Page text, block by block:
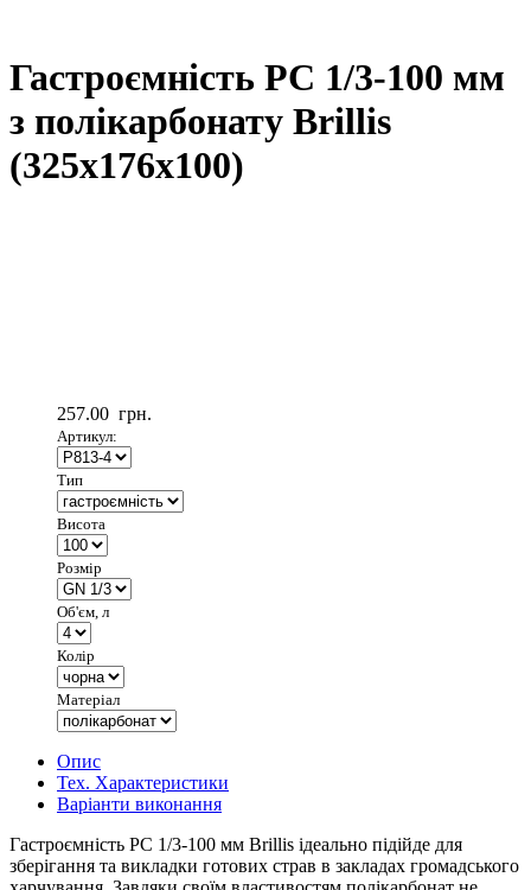
Гастроємність РС 1/3-100 мм
з полікарбонату Brillis
(325х176х100)
257.00 грн.
Артикул:
Тип
Висота
Розмір
Об'єм, л
Колір
Матеріал
Опис
Тех. Характеристики
Варіанти виконання
Гастроємність РС 1/3-100 мм Brillis ідеально підійде для
зберігання та викладки готових страв в закладах громадського